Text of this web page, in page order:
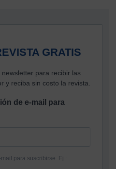
GRATIS
para recibir las
y reciba sin costo la revista.
de e-mail para
para suscribirse. Ej.: